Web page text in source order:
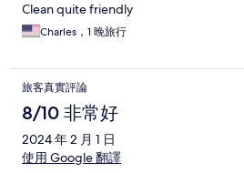
Clean quite friendly
Charles，1 晚旅行
旅客真實評論
8/10 非常好
2024 年 2 月 1 日
使用 Google 翻譯